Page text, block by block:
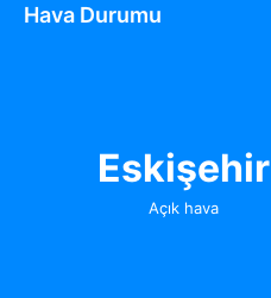
Hava Durumu
Eskişehir
Açık hava